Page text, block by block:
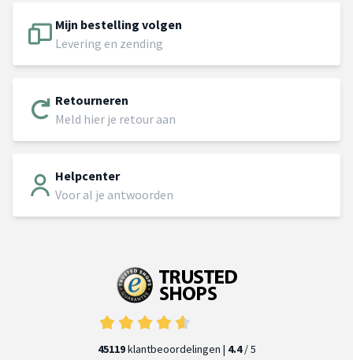
Mijn bestelling volgen
Levering en zending
Retourneren
Meld hier je retour aan
Helpcenter
Voor al je antwoorden
45119klantbeoordelingen | 4.4/ 5